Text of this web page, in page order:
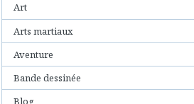
Art
Arts martiaux
Aventure
Bande dessinée
Blog